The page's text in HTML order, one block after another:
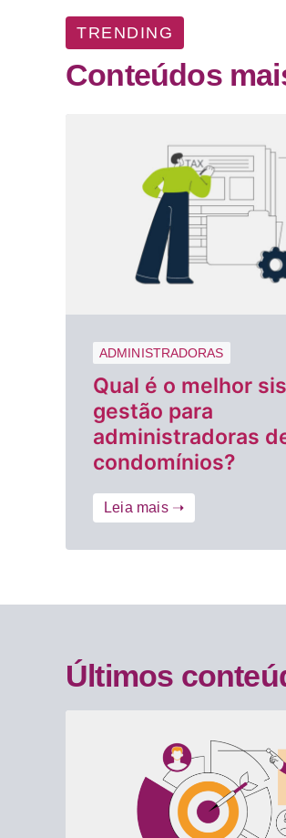
TRENDING
Conteúdos
ADMINISTRADORAS
Qual é o melhor
gestão para
administradoras
condomínios?
Leia mais ➝
Últimos